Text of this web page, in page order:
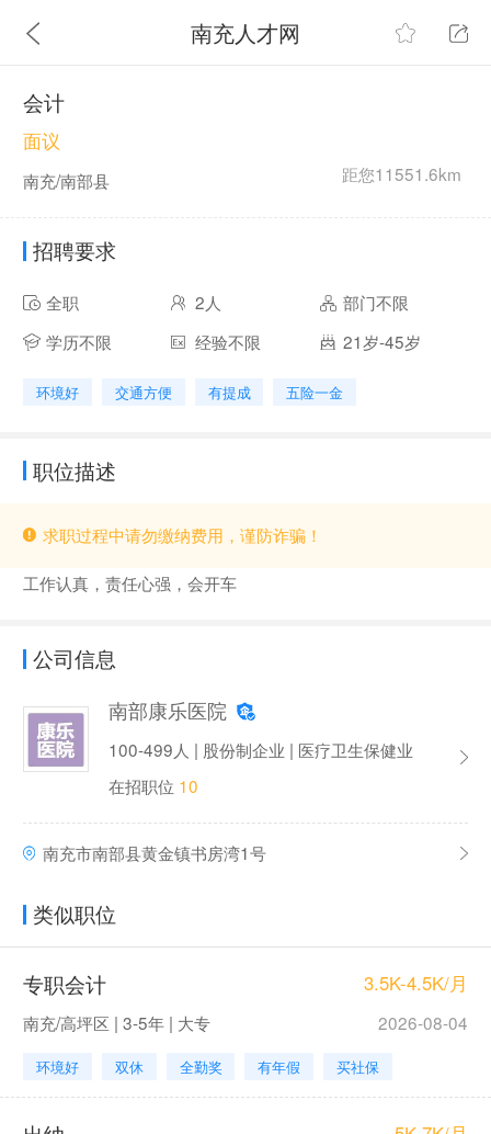
南充人才网
会计
距您11551.6km
面议
南充/南部县
招聘要求
全职 2人
部门不限
学历不限
经验不限 21岁-45岁
环境好 交通方便 有提成 五险一金
职位描述
求职过程中请勿缴纳费用，谨防诈骗！
工作认真，责任心强，会开车
公司信息
南部康乐医院
100-499人 | 股份制企业 | 医疗卫生保健业
在招职位 10
南充市南部县黄金镇书房湾1号
类似职位
专职会计 3.5K-4.5K/月
南充/高坪区 | 3-5年 | 大专 2026-08-04
环境好 双休 全勤奖 有年假 买社保